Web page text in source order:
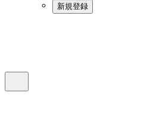
新規登録